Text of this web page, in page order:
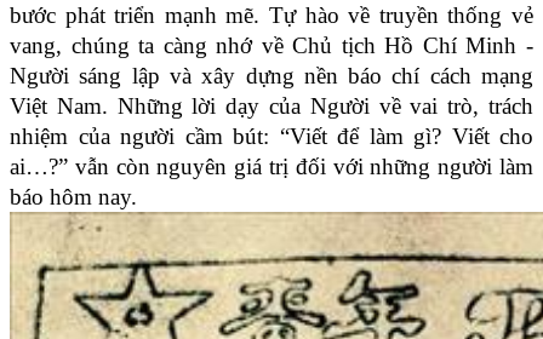
bước phát triển mạnh mẽ. Tự hào về truyền thống vẻ
vang, chúng ta càng nhớ về Chủ tịch Hồ Chí Minh -
Người sáng lập và xây dựng nền báo chí cách mạng
Việt Nam. Những lời dạy của Người về vai trò, trách
nhiệm của người cầm bút: “Viết để làm gì? Viết cho
ai…?” vẫn còn nguyên giá trị đối với những người làm
báo hôm nay.